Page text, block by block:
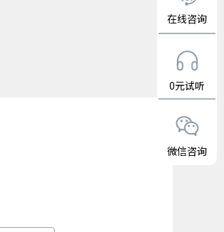
在线咨询
0元试听
微信咨询